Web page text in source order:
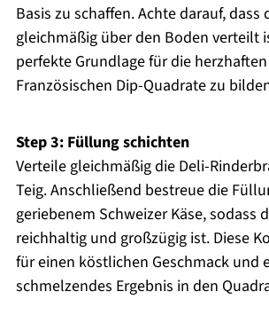
Basis zu schaffen. Achte darauf, dass
gleichmäßig über den Boden verteilt
perfekte Grundlage für die
Französischen Dip-Quadrate zu
Step 3: Füllung schichten
Verteile gleichmäßig die Deli-
Teig. Anschließend bestreue die
geriebenem Schweizer Käse, sodass
reichhaltig und großzügig ist. Diese
für einen köstlichen Geschmack und
schmelzendes Ergebnis in den